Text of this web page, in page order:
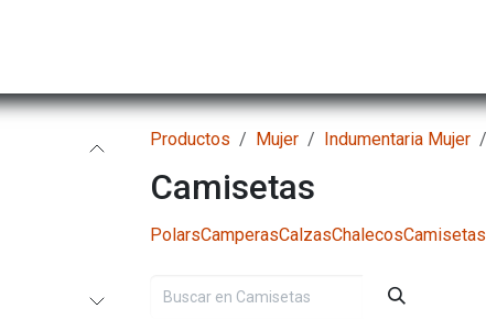
Productos Mujer Indumentaria Mujer
Camisetas
PolarsCamperasCalzasChalecosCamisetas